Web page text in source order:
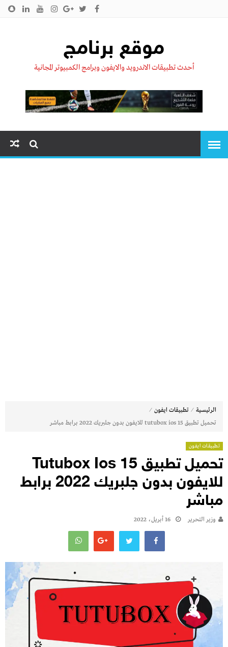
موقع برنامج
أحدث تطبيقات الاندرويد والايفون وبرامج الكمبيوتر المجانية
الرئيسية ⁄ تطبيقات ايفون ⁄
تحميل تطبيق tutubox ios 15 للايفون بدون جلبريك 2022 برابط مباشر
تطبيقات ايفون
تحميل تطبيق Tutubox Ios 15
للايفون بدون جلبريك 2022 برابط
مباشر
وزير التحرير 16 أبريل، 2022